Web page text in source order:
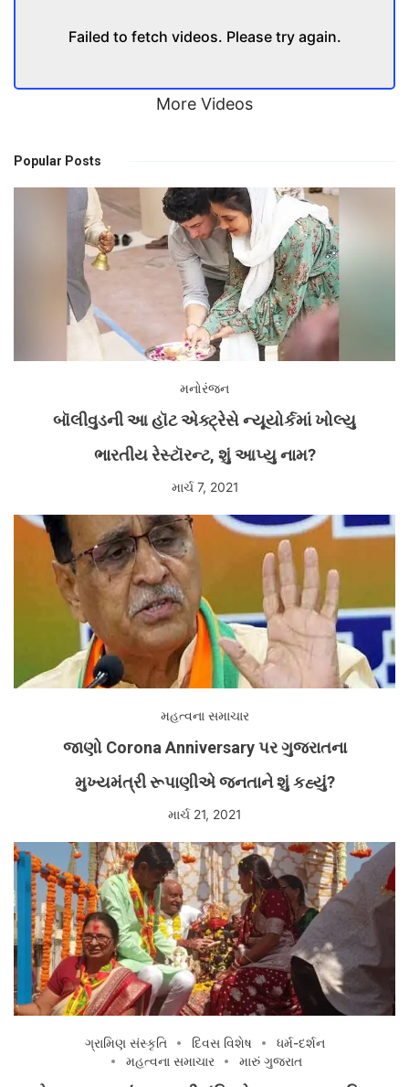
Failed to fetch videos. Please try again.
More Videos
Popular Posts
મનોરંજન
બૉલીવુડની આ હૉટ એક્ટ્રેસે ન્યૂયોર્કમાં ખોલ્યુ
ભારતીય રેસ્ટૉરન્ટ, શું આપ્યુ નામ?
માર્ચ 7, 2021
મહત્વના સમાચાર
જાણો Corona Anniversary પર ગુજરાતના
મુખ્યમંત્રી રૂપાણીએ જનતાને શું કહ્યું?
માર્ચ 21, 2021
ગ્રામિણ સંસ્કૃતિ દિવસ વિશેષ
ધર્મ-દર્શન
મહત્વના સમાચાર
મારું ગુજરાત